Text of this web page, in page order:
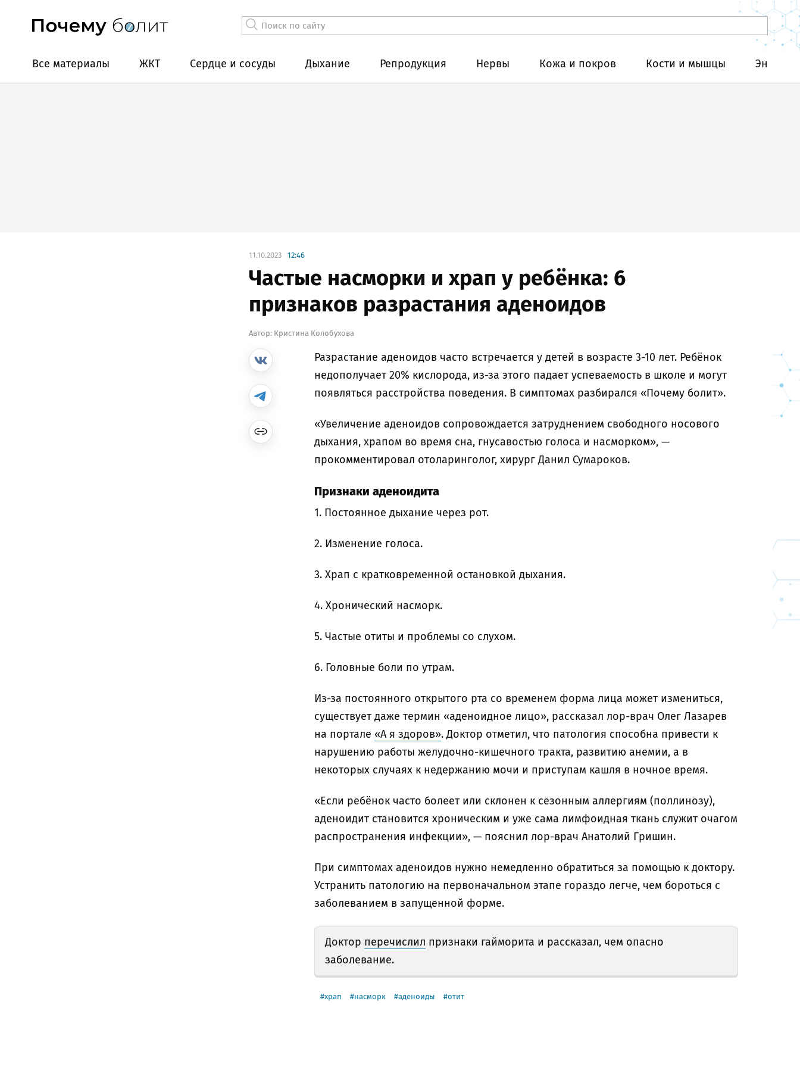
Все материалы ЖКТ Сердце и сосуды Дыхание Репродукция Нервы Кожа и покров Кости и мышцы
11.10.2023 12:46
Частые насморки и храп у ребёнка: 6
признаков разрастания аденоидов
Автор: Кристина Колобухова
Разрастание аденоидов часто встречается у детей в возрасте 3-10 лет. Ребёнок
недополучает 20% кислорода, из-за этого падает успеваемость в школе и могут
появляться расстройства поведения. В симптомах разбирался «Почему болит».
«Увеличение аденоидов сопровождается затруднением свободного носового
дыхания, храпом во время сна, гнусавостью голоса и насморком», —
прокомментировал отоларинголог, хирург Данил Сумароков.
Признаки аденоидита
1. Постоянное дыхание через рот.
2. Изменение голоса.⠀
3. Храп с кратковременной остановкой дыхания.
4. Хронический насморк.⠀
5. Частые отиты и проблемы со слухом.⠀
6. Головные боли по утрам.
Из-за постоянного открытого рта со временем форма лица может измениться,
существует даже термин «аденоидное лицо», рассказал лор-врач Олег Лазарев
на портале «А я здоров». Доктор отметил, что патология способна привести к
нарушению работы желудочно-кишечного тракта, развитию анемии, а в
некоторых случаях к недержанию мочи и приступам кашля в ночное время.
«Если ребёнок часто болеет или склонен к сезонным аллергиям (поллинозу),
аденоидит становится хроническим и уже сама лимфоидная ткань служит очагом
распространения инфекции», — пояснил лор-врач Анатолий Гришин.
При симптомах аденоидов нужно немедленно обратиться за помощью к доктору.
Устранить патологию на первоначальном этапе гораздо легче, чем бороться с
заболеванием в запущенной форме.
Доктор перечислил признаки гайморита и рассказал, чем опасно
заболевание.
храп насморк аденоиды отит